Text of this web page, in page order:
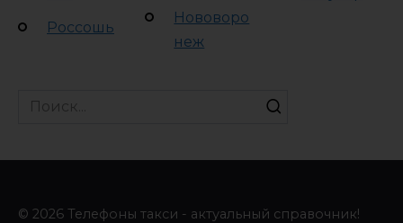
Россошь
Нововоро
неж
Search
© 2026 Телефоны такси - актуальный справочник!